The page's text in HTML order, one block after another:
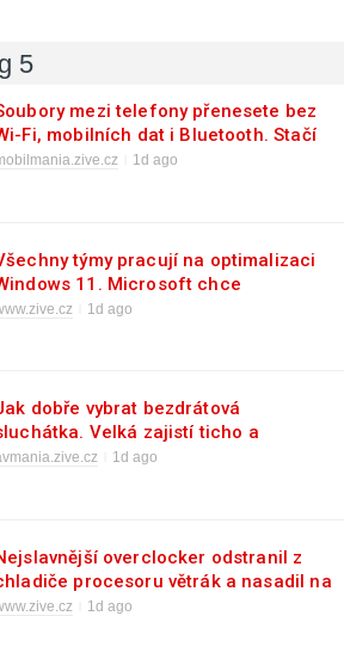
5
mezi telefony přenesete bez
Fi, mobilních dat i Bluetooth. Stačí
fotoaparát a blikající QR kódy
1d ago
týmy pracují na optimalizaci
11. Microsoft chce
vaše očekávání
1d ago
dobře vybrat bezdrátová
Velká zajistí ticho a
s malými klidně můžete
1d ago
overclocker odstranil z
procesoru větrák a nasadil na
komín. Fungovalo to skvěle
1d ago